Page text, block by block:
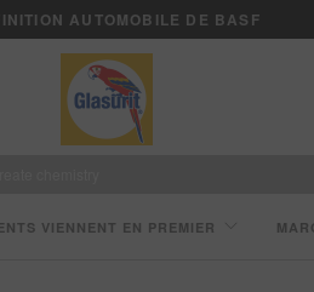
AUTOMOBILE DE BASF
VIENNENT EN PREMIER